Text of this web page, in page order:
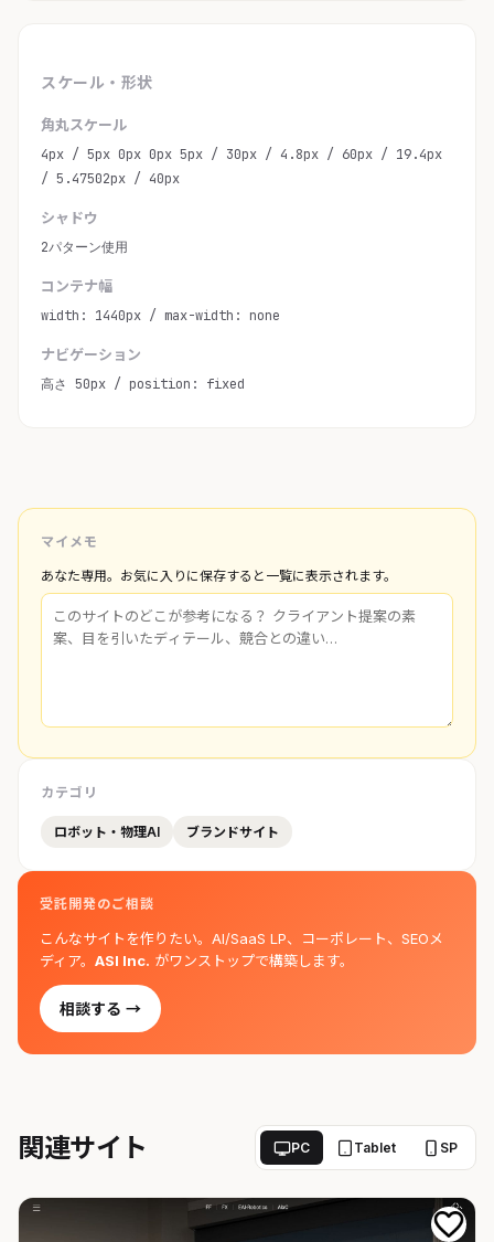
スケール・形状
角丸スケール
4px / 5px 0px 0px 5px / 30px / 4.8px / 60px / 19.4px
/ 5.47502px / 40px
シャドウ
2パターン使用
コンテナ幅
width: 1440px / max-width: none
ナビゲーション
高さ 50px / position: fixed
マイメモ
あなた専用。お気に入りに保存すると一覧に表示されます。
カテゴリ
ロボット・物理AI ブランドサイト
受託開発のご相談
こんなサイトを作りたい。AI/SaaS LP、コーポレート、SEOメ
ディア。 ASI Inc. がワンストップで構築します。
相談する →
関連サイト PC Tablet SP